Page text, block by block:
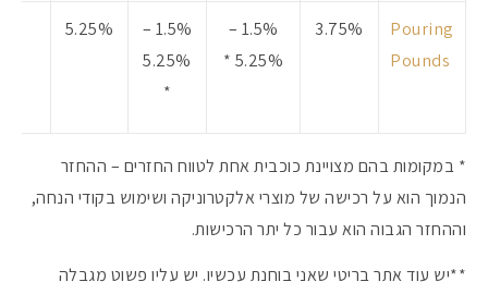
Pouring
Pounds
3.75%
1.5% –
5.25%
*
1.5% –
5.25%
*
5.25%
* במקומות בהם מצויינת כוכבית אחת לטווח החזרים – ההחזר
הנמוך הוא על רכישה של מוצרי אלקטרוניקה ושימוש בקודי הנחה,
וההחזר הגבוה הוא עבור כל יתר הרכישות.
**יש עוד אתר בריטי שאני בוחנת עכשיו. יש עליו פשוט מגבלה